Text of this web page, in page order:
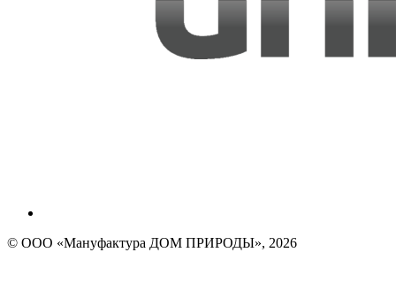
© ООО «Мануфактура ДОМ ПРИРОДЫ», 2026